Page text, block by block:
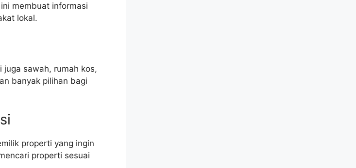
membuat informasi
lokal.
sawah, rumah kos,
banyak pilihan bagi
properti yang ingin
properti sesuai